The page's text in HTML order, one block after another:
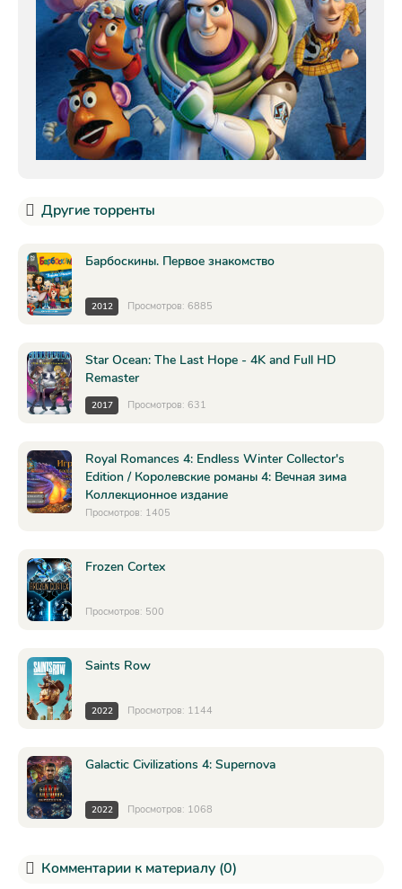
Другие торренты
Барбоскины. Первое знакомство
2012 Просмотров: 6885
Star Ocean: The Last Hope - 4K and Full HD
Remaster
2017 Просмотров: 631
Royal Romances 4: Endless Winter Collector's
Edition / Королевские романы 4: Вечная зима
Коллекционное издание
Просмотров: 1405
Frozen Cortex
Просмотров: 500
Saints Row
2022 Просмотров: 1144
Galactic Civilizations 4: Supernova
2022 Просмотров: 1068
Комментарии к материалу (0)